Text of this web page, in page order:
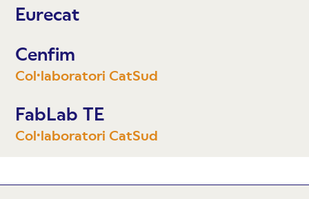
Eurecat
Cenfim
Col·laboratori CatSud
FabLab TE
Col·laboratori CatSud